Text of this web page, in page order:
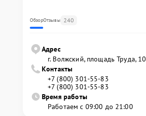
ОбзорОтзывы 240
Адрес
г. Волжский, площадь Труда, 10
Контакты
+7 (800) 301-55-83
+7 (800) 301-55-83
Время работы
Работаем с 09:00 до 21:00